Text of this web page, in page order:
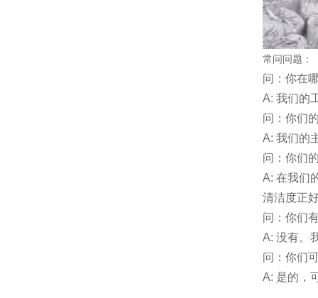
常问问题：
问：你在
A: 我们的
问：你们
A: 我们的
问：你们
A: 在我们
清洁度正
问：你们
A: 没有。
问：你们
A: 是的，